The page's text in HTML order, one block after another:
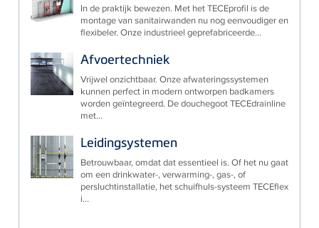
In de praktijk bewezen. Met het TECEprofil is de
montage van sanitairwanden nu nog eenvoudiger en
flexibeler. Onze industrieel geprefabriceerde...
Afvoertechniek
Vrijwel onzichtbaar. Onze afwateringssystemen
kunnen perfect in modern ontworpen badkamers
worden geïntegreerd. De douchegoot TECEdrainline
met...
Leidingsystemen
Betrouwbaar, omdat dat essentieel is. Of het nu gaat
om een drinkwater-, verwarming-, gas-, of
persluchtinstallatie, het schuifhuls-systeem TECEflex
i...